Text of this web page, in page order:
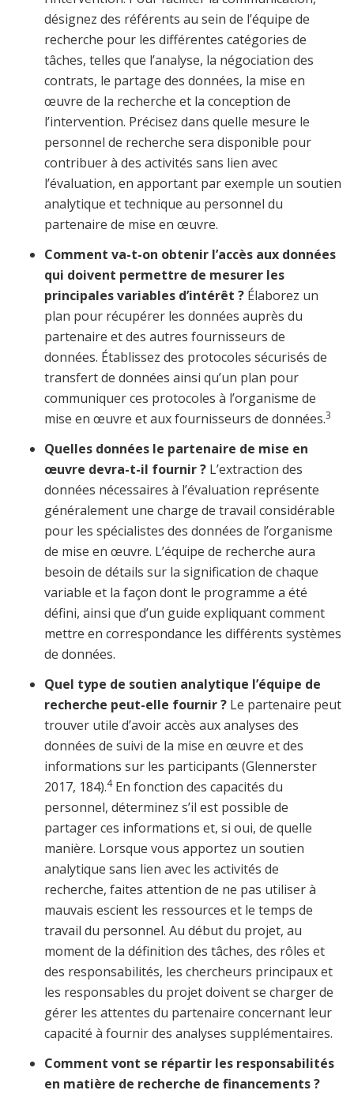
désignez des référents au sein de l’équipe de
recherche pour les différentes catégories de
tâches, telles que l’analyse, la négociation des
contrats, le partage des données, la mise en
œuvre de la recherche et la conception de
l’intervention. Précisez dans quelle mesure le
personnel de recherche sera disponible pour
contribuer à des activités sans lien avec
l’évaluation, en apportant par exemple un soutien
analytique et technique au personnel du
partenaire de mise en œuvre.
Comment va-t-on obtenir l’accès aux données
qui doivent permettre de mesurer les
principales variables d’intérêt ? Élaborez un
plan pour récupérer les données auprès du
partenaire et des autres fournisseurs de
données. Établissez des protocoles sécurisés de
transfert de données ainsi qu’un plan pour
communiquer ces protocoles à l’organisme de
mise en œuvre et aux fournisseurs de données.3
Quelles données le partenaire de mise en
œuvre devra-t-il fournir ? L’extraction des
données nécessaires à l’évaluation représente
généralement une charge de travail considérable
pour les spécialistes des données de l’organisme
de mise en œuvre. L’équipe de recherche aura
besoin de détails sur la signification de chaque
variable et la façon dont le programme a été
défini, ainsi que d’un guide expliquant comment
mettre en correspondance les différents systèmes
de données.
Quel type de soutien analytique l’équipe de
recherche peut-elle fournir ? Le partenaire peut
trouver utile d’avoir accès aux analyses des
données de suivi de la mise en œuvre et des
informations sur les participants (Glennerster
2017, 184).4En fonction des capacités du
personnel, déterminez s’il est possible de
partager ces informations et, si oui, de quelle
manière. Lorsque vous apportez un soutien
analytique sans lien avec les activités de
recherche, faites attention de ne pas utiliser à
mauvais escient les ressources et le temps de
travail du personnel. Au début du projet, au
moment de la définition des tâches, des rôles et
des responsabilités, les chercheurs principaux et
les responsables du projet doivent se charger de
gérer les attentes du partenaire concernant leur
capacité à fournir des analyses supplémentaires.
Comment vont se répartir les responsabilités
en matière de recherche de financements ?